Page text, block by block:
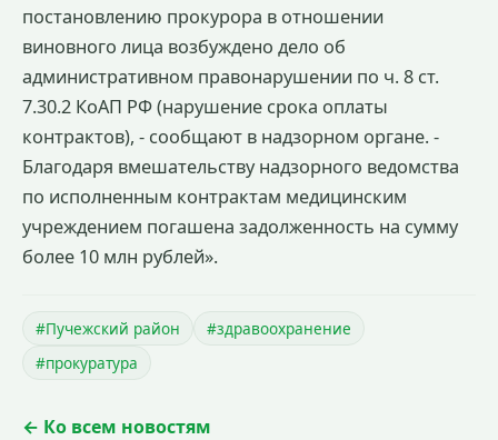
постановлению прокурора в отношении
виновного лица возбуждено дело об
административном правонарушении по ч. 8 ст.
7.30.2 КоАП РФ (нарушение срока оплаты
контрактов), - сообщают в надзорном органе. -
Благодаря вмешательству надзорного ведомства
по исполненным контрактам медицинским
учреждением погашена задолженность на сумму
более 10 млн рублей».
#Пучежский район
#здравоохранение
#прокуратура
← Ко всем новостям